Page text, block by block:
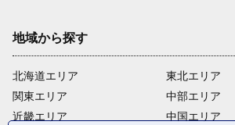
地域から探す
北海道エリア
関東エリア
近畿エリア
東北エリア
中部エリア
中国エリア